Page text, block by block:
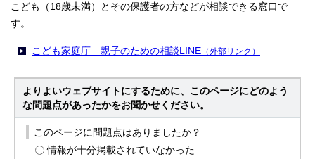
こども（18歳未満）とその保護者の方などが相談できる窓口で
す。
こども家庭庁 親子のための相談LINE （外部リンク）
よりよいウェブサイトにするために、このページにどのよう
な問題点があったかをお聞かせください。
このページに問題点はありましたか？
情報が十分掲載されていなかった